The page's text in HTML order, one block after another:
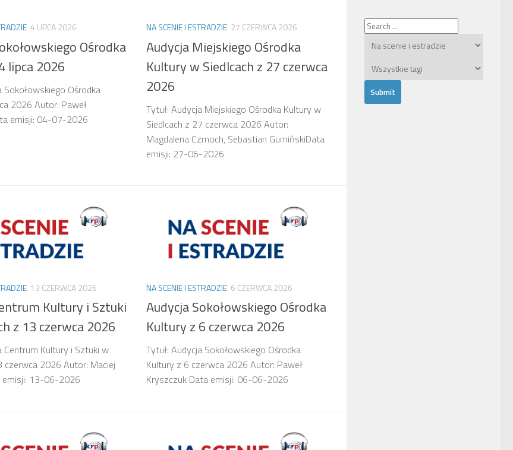
4 LIPCA 2026
Ośrodka
lipca 2026
Sokołowskiego Ośrodka
2026 Autor: Paweł
emisji: 04-07-2026
NA SCENIE I ESTRADZIE 27 CZERWCA 2026
Audycja Miejskiego Ośrodka
Kultury w Siedlcach z 27 czerwca
2026
Tytuł: Audycja Miejskiego Ośrodka Kultury w
Siedlcach z 27 czerwca 2026 Autor:
Magdalena Czmoch, Sebastian GumińskiData
emisji: 27-06-2026
13 CZERWCA 2026
Kultury i Sztuki
z 13 czerwca 2026
Centrum Kultury i Sztuki w
czerwca 2026 Autor: Maciej
emisji: 13-06-2026
NA SCENIE I ESTRADZIE 6 CZERWCA 2026
Audycja Sokołowskiego Ośrodka
Kultury z 6 czerwca 2026
Tytuł: Audycja Sokołowskiego Ośrodka
Kultury z 6 czerwca 2026 Autor: Paweł
Kryszczuk Data emisji: 06-06-2026